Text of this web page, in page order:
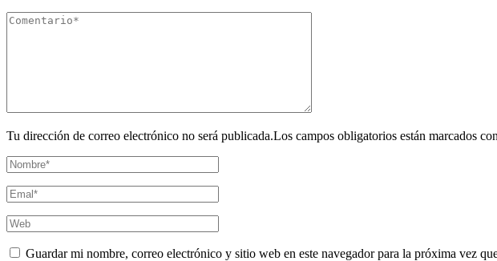
Tu dirección de correo electrónico no será publicada.Los campos obligatorios están marcados
Guardar mi nombre, correo electrónico y sitio web en este navegador para la próxima vez